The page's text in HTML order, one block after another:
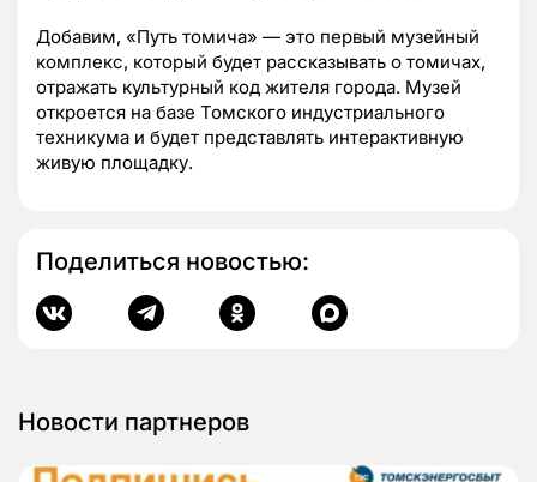
Добавим, «Путь томича» — это первый музейный
комплекс, который будет рассказывать о томичах,
отражать культурный код жителя города. Музей
откроется на базе Томского индустриального
техникума и будет представлять интерактивную
живую площадку.
Поделиться новостью:
Новости партнеров